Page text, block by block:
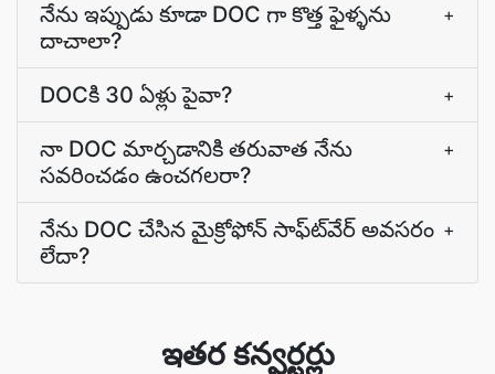
నేను ఇప్పుడు కూడా DOC గా కొత్త ఫైళ్ళను
దాచాలా?
+
DOCకి 30 ఏళ్లు పైవా? +
నా DOC మార్చడానికి తరువాత నేను
సవరించడం ఉంచగలరా?
+
నేను DOC చేసిన మైక్రోఫోన్ సాఫ్ట్‍వేర్ అవసరం
లేదా?
+
ఇతర కన్వర్టర్లు